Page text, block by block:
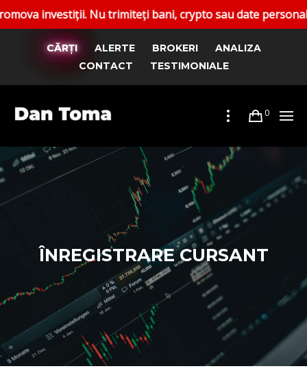
investiții. Nu trimiteți bani, crypto sau date
CĂRȚI ALERTE BROKERI
ANALIZA
CONTACT
TESTIMONIALE
0
ÎNREGISTRARE CURSANT